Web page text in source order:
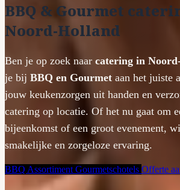
BBQ & Gourmet
Noord-Holland
Ben je op zoek naar catering in
je bij BBQ en Gourmet aan het juiste
jouw keukenzorgen uit handen en
catering op locatie. Of het nu gaat om
bijeenkomst of een groot evenement,
smakelijke en zorgeloze ervaring.
BBQ Assortiment Gourmetschotels Offerte